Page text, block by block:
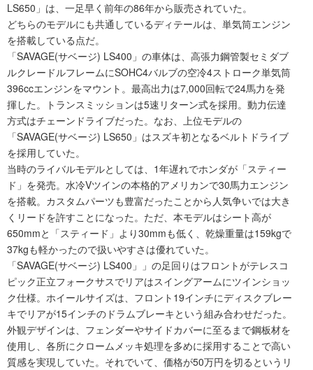
LS650」は、一足早く前年の86年から販売されていた。
どちらのモデルにも共通しているディテールは、単気筒エンジン
を搭載している点だ。
「SAVAGE(サベージ) LS400」の車体は、高張力鋼管製セミダブ
ルクレードルフレームにSOHC4バルブの空冷4ストローク単気筒
396ccエンジンをマウント。最高出力は7,000回転で24馬力を発
揮した。トランスミッションは5速リターン式を採用。動力伝達
方式はチェーンドライブだった。なお、上位モデルの
「SAVAGE(サベージ) LS650」はスズキ初となるベルトドライブ
を採用していた。
当時のライバルモデルとしては、1年遅れでホンダが「スティー
ド」を発売。水冷Vツインの本格的アメリカンで30馬力エンジン
を搭載。カスタムパーツも豊富だったことから人気争いでは大き
くリードを許すことになった。ただ、本モデルはシート高が
650mmと「スティード」より30mmも低く、乾燥重量は159kgで
37kgも軽かったので扱いやすさは優れていた。
「SAVAGE(サベージ) LS400」」の足回りはフロントがテレスコ
ピック正立フォークサスでリアはスイングアームにツインショッ
ク仕様。ホイールサイズは、フロント19インチにディスクブレー
キでリアが15インチのドラムブレーキという組み合わせだった。
外観デザインは、フェンダーやサイドカバーに至るまで鋼板材を
使用し、各所にクロームメッキ処理を多めに採用することで高い
質感を実現していた。それでいて、価格が50万円を切るというリ